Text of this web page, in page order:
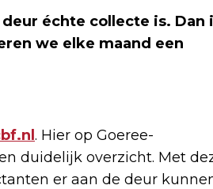
échte collecte is. Dan
we elke maand een
. Hier op Goeree-
duidelijk overzicht. Met
er aan de deur